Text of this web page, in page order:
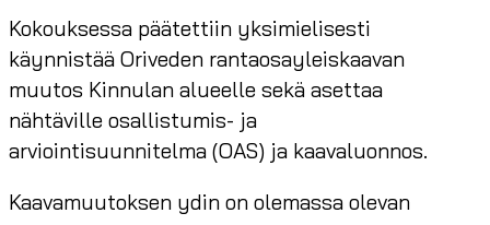
Kokouksessa päätettiin yksimielisesti
käynnistää Oriveden rantaosayleiskaavan
muutos Kinnulan alueelle sekä asettaa
nähtäville osallistumis- ja
arviointisuunnitelma (OAS) ja kaavaluonnos.
Kaavamuutoksen ydin on olemassa olevan